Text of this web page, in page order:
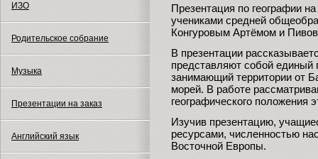
ИЗО
Родительское собрание
Музыка
Презентации на заказ
Английский язык
Презентация по географии
учениками средней
Конгуровым Артёмом и
В презентации
представляют собой единый
занимающий территории от
морей. В работе
географического положения
Изучив презентацию,
ресурсами, численностью
Восточной Европы.